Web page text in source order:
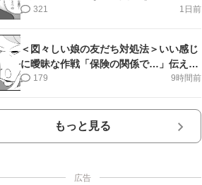
第12話＞#4コマ母道場
1日前
321
＜図々しい娘の友だち対処法＞いい感じ
に曖昧な作戦「保険の関係で…」伝える
と…！？【第3話まんが】
9時間前
179
もっと見る
広告